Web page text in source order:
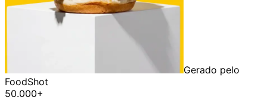
Gerado pelo
FoodShot
50.000+